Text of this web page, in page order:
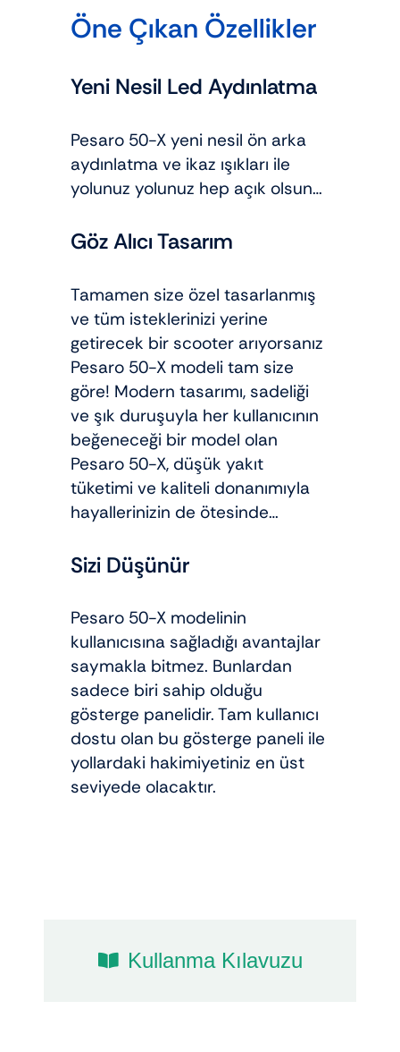
Öne Çıkan Özellikler
Yeni Nesil Led Aydınlatma
Pesaro 50-X yeni nesil ön arka
aydınlatma ve ikaz ışıkları ile
yolunuz yolunuz hep açık olsun…
Göz Alıcı Tasarım
Tamamen size özel tasarlanmış
ve tüm isteklerinizi yerine
getirecek bir scooter arıyorsanız
Pesaro 50-X modeli tam size
göre! Modern tasarımı, sadeliği
ve şık duruşuyla her kullanıcının
beğeneceği bir model olan
Pesaro 50-X, düşük yakıt
tüketimi ve kaliteli donanımıyla
hayallerinizin de ötesinde…
Sizi Düşünür
Pesaro 50-X modelinin
kullanıcısına sağladığı avantajlar
saymakla bitmez. Bunlardan
sadece biri sahip olduğu
gösterge panelidir. Tam kullanıcı
dostu olan bu gösterge paneli ile
yollardaki hakimiyetiniz en üst
seviyede olacaktır.
Kullanma Kılavuzu